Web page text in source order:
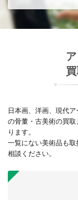
日本画、洋画、現代
の骨董・古美術の買
ります。
一覧にない美術品も
相談ください。